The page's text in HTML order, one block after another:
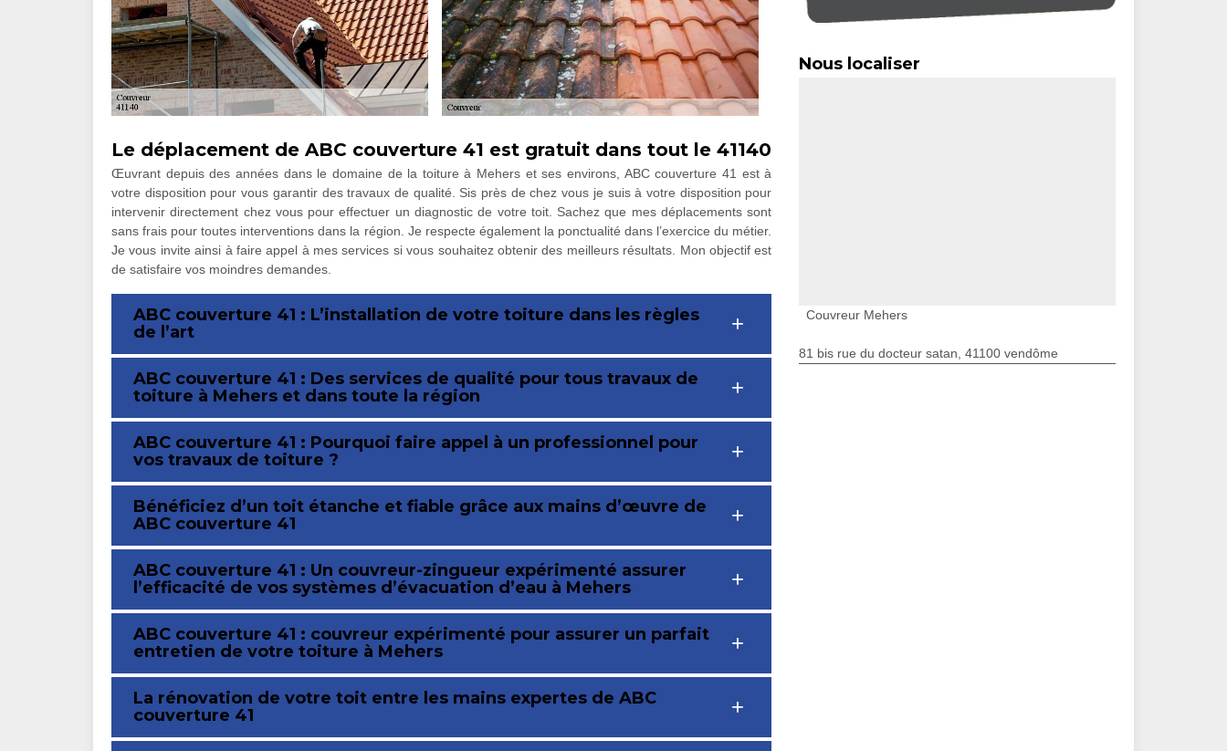
Le déplacement de ABC couverture 41 est gratuit dans tout le 41140
Œuvrant depuis des années dans le domaine de la toiture à Mehers et ses environs, ABC couverture 41 est à
votre disposition pour vous garantir des travaux de qualité. Sis près de chez vous je suis à votre disposition pour
intervenir directement chez vous pour effectuer un diagnostic de votre toit. Sachez que mes déplacements sont
sans frais pour toutes interventions dans la région. Je respecte également la ponctualité dans l’exercice du métier.
Je vous invite ainsi à faire appel à mes services si vous souhaitez obtenir des meilleurs résultats. Mon objectif est
de satisfaire vos moindres demandes.
ABC couverture 41 : L’installation de votre toiture dans les règles
de l’art
ABC couverture 41 : Des services de qualité pour tous travaux de
toiture à Mehers et dans toute la région
ABC couverture 41 : Pourquoi faire appel à un professionnel pour
vos travaux de toiture ?
Bénéficiez d’un toit étanche et fiable grâce aux mains d’œuvre de
ABC couverture 41
ABC couverture 41 : Un couvreur-zingueur expérimenté assurer
l’efficacité de vos systèmes d’évacuation d’eau à Mehers
ABC couverture 41 : couvreur expérimenté pour assurer un parfait
entretien de votre toiture à Mehers
La rénovation de votre toit entre les mains expertes de ABC
couverture 41
Nous localiser
Couvreur Mehers
81 bis rue du docteur satan, 41100 vendôme